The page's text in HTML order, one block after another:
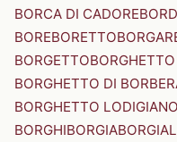
BORCA DI CADORE
BOREBORETTO
BORGETTO
BORGHETTO DI
BORGHETTO LODIGIANO
BORGHIBORGIA